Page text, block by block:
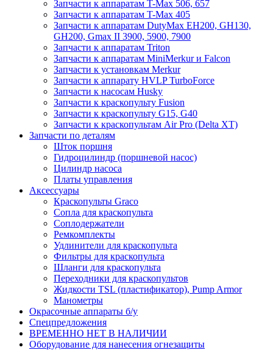
Запчасти к аппаратам T-Max 506, 657
Запчасти к аппаратам T-Max 405
Запчасти к аппаратам DutyMax EH200, GH130,
GH200, Gmax II 3900, 5900, 7900
Запчасти к аппаратам Triton
Запчасти к аппаратам MiniMerkur и Falcon
Запчасти к установкам Merkur
Запчасти к аппарату HVLP TurboForce
Запчасти к насосам Husky
Запчасти к краскопульту Fusion
Запчасти к краскопульту G15, G40
Запчасти к краскопультам Air Pro (Delta XT)
Запчасти по деталям
Шток поршня
Гидроцилиндр (поршневой насос)
Цилиндр насоса
Платы управления
Аксессуары
Краскопульты Graco
Сопла для краскопульта
Соплодержатели
Ремкомплекты
Удлинители для краскопульта
Фильтры для краскопульта
Шланги для краскопульта
Переходники для краскопультов
Жидкости TSL (пластификатор), Pump Armor
Манометры
Окрасочные аппараты б/у
Спецпредложения
ВРЕМЕННО НЕТ В НАЛИЧИИ
Оборудование для нанесения огнезащиты